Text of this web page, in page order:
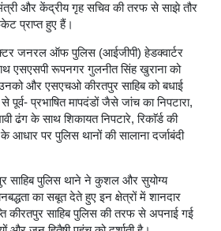
और केंद्रीय गृह सचिव की तरफ से साझे तौर
प्राप्त हुए हैं।
जनरल ऑफ पुलिस (आईजीपी) हेडक्वार्टर
एसएसपी रूपनगर गुलनीत सिंह खुराना को
और एसएचओ कीरतपुर साहिब को बधाई
प्रभाषित मापदंडों जैसे जांच का निपटारा,
ढंग के साथ शिकायत निपटारे, रिकाॅर्ड की
पर पुलिस थानों की सालाना दर्जाबंदी
साहिब पुलिस थाने ने कुशल और सुयोग्य
का सबूत देते हुए इन क्षेत्रों में शानदार
कीरतपुर साहिब पुलिस की तरफ से अपनाई गई